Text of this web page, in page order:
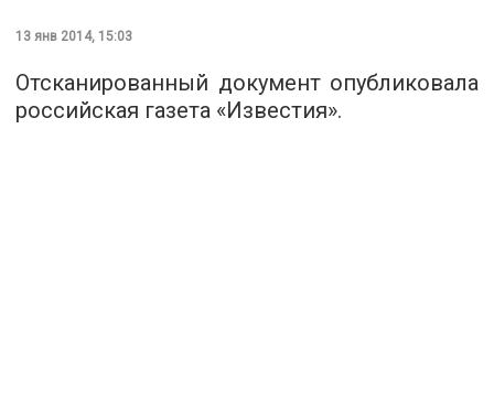
13 янв 2014, 15:03
Отсканированный документ опубликовала
российская газета «Известия».